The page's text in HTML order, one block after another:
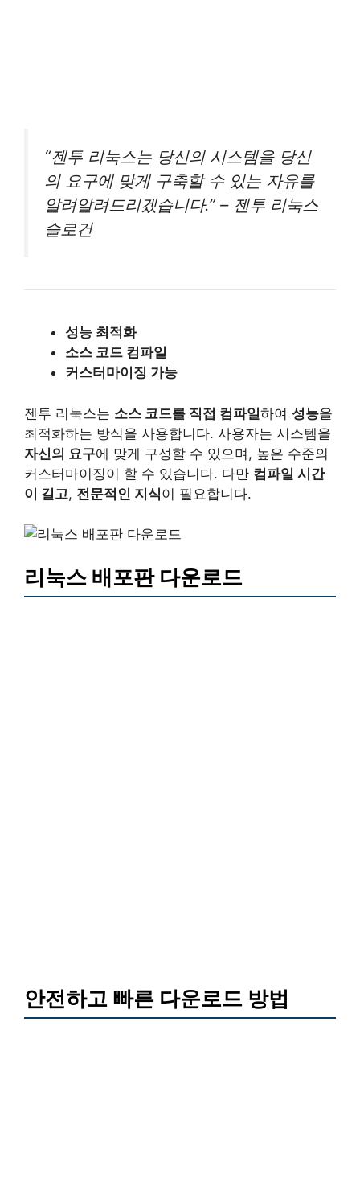
“젠투 리눅스는 당신의 시스템을 당신
의 요구에 맞게 구축할 수 있는 자유를
알려알려드리겠습니다.” – 젠투 리눅스
슬로건
성능 최적화
소스 코드 컴파일
커스터마이징 가능
젠투 리눅스는 소스 코드를 직접 컴파일하여 성능을
최적화하는 방식을 사용합니다. 사용자는 시스템을
자신의 요구에 맞게 구성할 수 있으며, 높은 수준의
커스터마이징이 할 수 있습니다. 다만 컴파일 시간
이 길고, 전문적인 지식이 필요합니다.
리눅스 배포판 다운로드
안전하고 빠른 다운로드 방법